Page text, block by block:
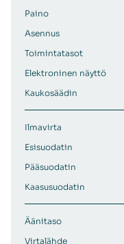
Paino
Asennus
Toimintatasot
Elektroninen näyttö
Kaukosäädin
Ilmavirta
Esisuodatin
Pääsuodatin
Kaasusuodatin
Äänitaso
Virtalähde